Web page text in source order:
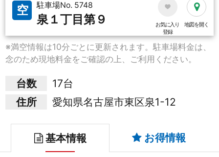
空 駐車場No. 5748
泉１丁目第９
お気に入り
登録
地図を開く
※満空情報は10分ごとに更新されます。駐車場料金は、
念のため現地料金をご確認の上、ご利用ください。
台数
17台
住所
愛知県名古屋市東区泉1-12
基本情報 お得情報